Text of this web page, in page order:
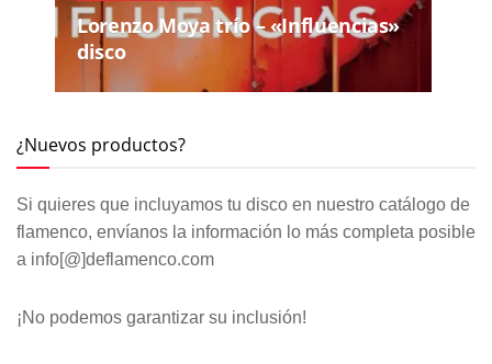
Lorenzo Moya trío – «Influencias»
disco
¿Nuevos productos?
Si quieres que incluyamos tu disco en nuestro catálogo de
flamenco, envíanos la información lo más completa posible
a info[@]deflamenco.com
¡No podemos garantizar su inclusión!